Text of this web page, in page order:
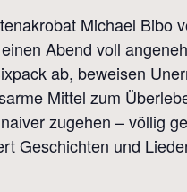
Michael Bibo
Abend voll
ab, beweisen
Mittel zum
zugehen – völlig
Geschichten und